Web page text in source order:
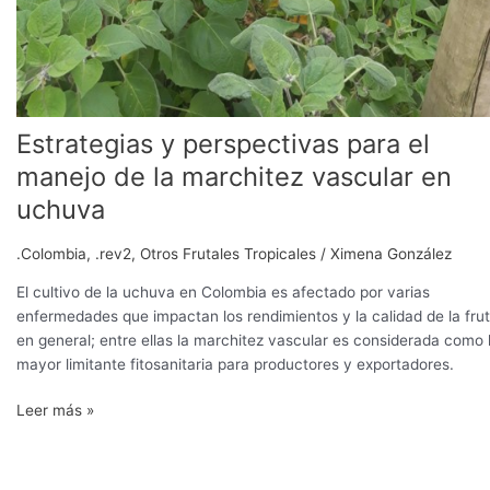
Estrategias y perspectivas para el
manejo de la marchitez vascular en
uchuva
.Colombia, .rev2, Otros Frutales Tropicales / Ximena González
El cultivo de la uchuva en Colombia es afectado por varias
enfermedades que impactan los rendimientos y la calidad de la
en general; entre ellas la marchitez vascular es considerada como
mayor limitante fitosanitaria para productores y exportadores.
Leer más »